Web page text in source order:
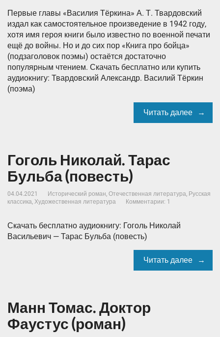
Первые главы «Василия Тёркина» А. Т. Твардовский
издал как самостоятельное произведение в 1942 году,
хотя имя героя книги было известно по военной печати
ещё до войны. Но и до сих пор «Книга про бойца»
(подзаголовок поэмы) остаётся достаточно
популярным чтением. Скачать бесплатно или купить
аудиокнигу: Твардовский Александр. Василий Тёркин
(поэма)
Читать далее
Гоголь Николай. Тарас
Бульба (повесть)
04.04.2021 Исторический роман Отечественная литература Русская
классика Художественная литература Комментарии: 1
Скачать бесплатно аудиокнигу: Гоголь Николай
Васильевич — Тарас Бульба (повесть)
Читать далее
Манн Томас. Доктор
Фаустус (роман)